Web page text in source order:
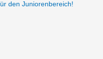
den Juniorenbereich!